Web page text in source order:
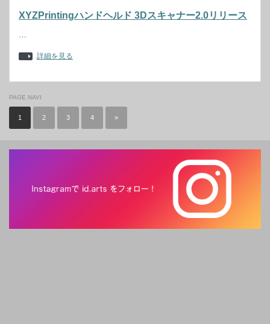
XYZPrintingハンドヘルド 3Dスキャナー2.0リリース
…
詳細を見る
PAGE NAVI
1 2 3 4 »